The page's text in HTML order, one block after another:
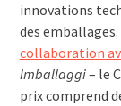
innovations
des
collaboration
Imballaggi– le
prix comprend